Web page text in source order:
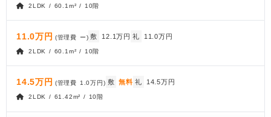
2LDK / 60.1m² / 10階
11.0万円 (管理費 ー) 敷 12.1万円 礼 11.0万円
2LDK / 60.1m² / 10階
14.5万円 (管理費 1.0万円) 敷 無料 礼 14.5万円
2LDK / 61.42m² / 10階